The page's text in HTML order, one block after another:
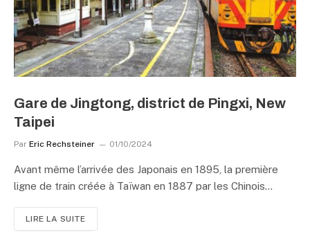
Gare de Jingtong, district de Pingxi, New
Taipei
Par Eric Rechsteiner 01/10/2024
Avant même l’arrivée des Japonais en 1895, la première
ligne de train créée à Taïwan en 1887 par les Chinois…
LIRE LA SUITE